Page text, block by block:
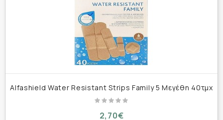
Alfashield Water Resistant Strips Family 5 Μεγέθη 40τμχ
2,70€